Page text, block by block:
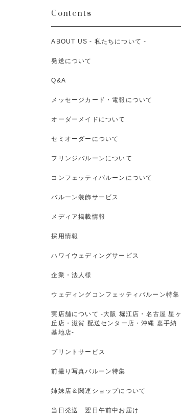
Contents
ABOUT US - 私たちについて -
発送について
Q&A
メッセージカード・電報について
オーダーメイドについて
セミオーダーについて
フリンジバルーンについて
コンフェッティバルーンについて
バルーン装飾サービス
メディア掲載情報
採用情報
ハワイウェディングサービス
企業・法人様
ウェディングコンフェッティバルーン特集
実店舗について -大阪 堀江店・名古屋 星ヶ
丘店・滋賀 配送センター店・沖縄 嘉手納
基地店-
プリントサービス
前撮り写真バルーン特集
姉妹店＆関連ショップについて
当日発送 翌日午前中お届け